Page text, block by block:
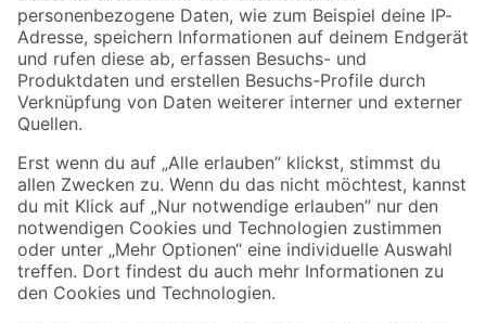
Zahlungsarten Versandarten
Sicher einkaufen
Jetzt die toom-App herunterladen